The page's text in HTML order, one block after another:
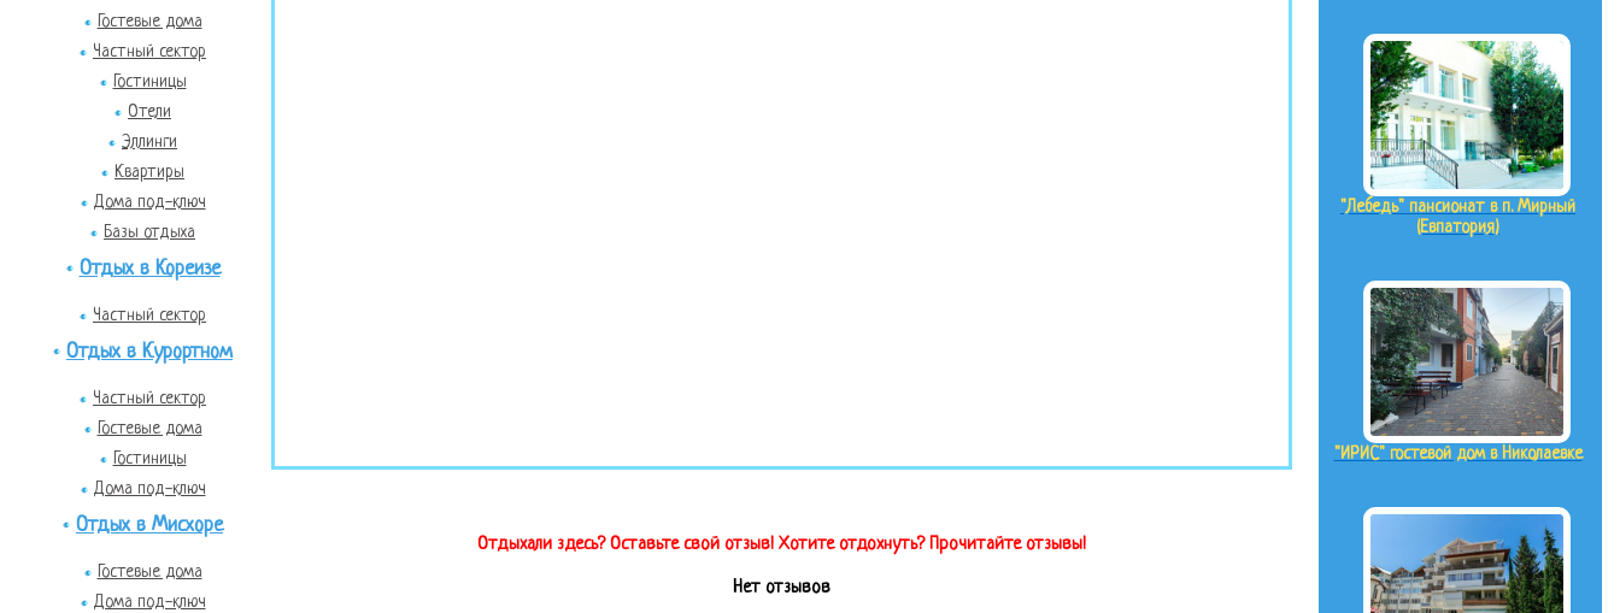
Гостевые дома
Частный сектор
Гостиницы
Отели
Эллинги
Квартиры
Дома под-ключ
Базы отдыха
Отдых в Кореизе
Частный сектор
Отдых в Курортном
Частный сектор
Гостевые дома
Гостиницы
Дома под-ключ
Отдых в Мисхоре
Гостевые дома
Дома под-ключ
Отдыхали здесь? Оставьте свой отзыв! Хотите отдохнуть? Прочитайте отзывы!
Нет отзывов
"Лебедь" пансионат в п. Мирный
(Евпатория)
"ИРИС" гостевой дом в Николаевке